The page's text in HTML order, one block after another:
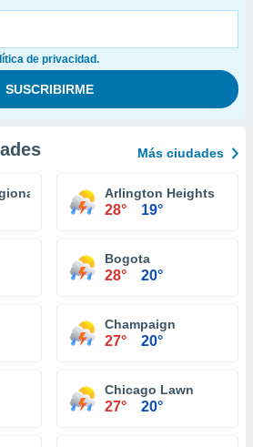
de privacidad.
Más ciudades
Central Illiniois Bloomington
Arlington Heights
28° 19°
Bogota
28° 20°
Champaign
27° 20°
Chicago Lawn
27° 20°